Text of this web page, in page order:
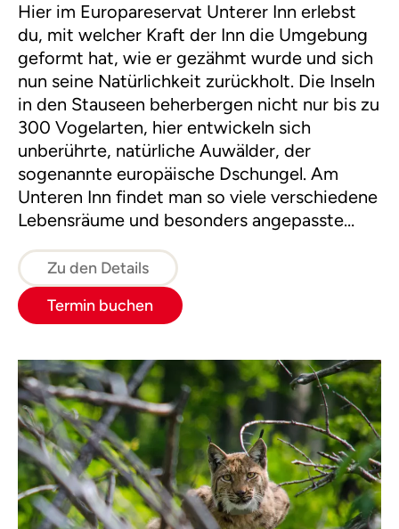
Hier im Europareservat Unterer Inn erlebst
du, mit welcher Kraft der Inn die Umgebung
geformt hat, wie er gezähmt wurde und sich
nun seine Natürlichkeit zurückholt. Die Inseln
in den Stauseen beherbergen nicht nur bis zu
300 Vogelarten, hier entwickeln sich
unberührte, natürliche Auwälder, der
sogenannte europäische Dschungel. Am
Unteren Inn findet man so viele verschiedene
Lebensräume und besonders angepasste
gemeinsam die Dschungelexkursion starten!
Zu den Details
Termin buchen